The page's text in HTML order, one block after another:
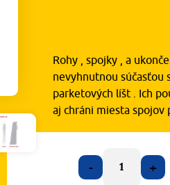
Rohy , spojky , a
nevyhnutnou súčasťou
parketových líšt . Ich
aj chráni miesta spojov
-
+